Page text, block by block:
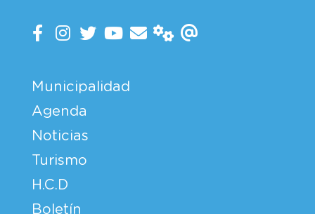
Municipalidad
Agenda
Noticias
Turismo
H.C.D
Boletín